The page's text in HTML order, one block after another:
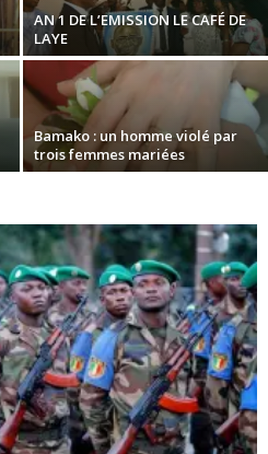
AN 1 DE L’EMISSION LE CAFÉ DE
LAYE
Bamako : un homme violé par
trois femmes mariées